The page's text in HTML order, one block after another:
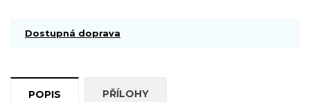
Dostupná doprava
POPIS PŘÍLOHY